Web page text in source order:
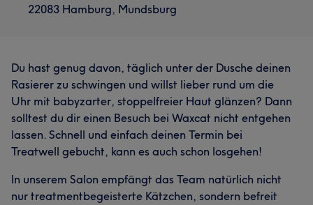
22083 Hamburg, Mundsburg
Du hast genug davon, täglich unter der Dusche deinen
Rasierer zu schwingen und willst lieber rund um die
Uhr mit babyzarter, stoppelfreier Haut glänzen? Dann
solltest du dir einen Besuch bei Waxcat nicht entgehen
lassen. Schnell und einfach deinen Termin bei
Treatwell gebucht, kann es auch schon losgehen!
In unserem Salon empfängt das Team natürlich nicht
nur treatmentbegeisterte Kätzchen, sondern befreit